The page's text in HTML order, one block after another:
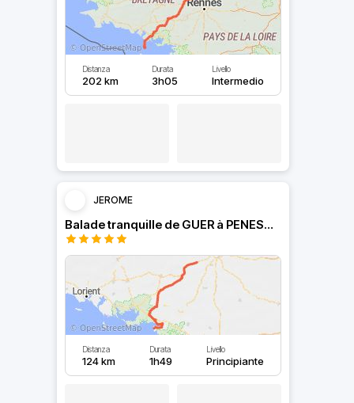
Distanza
202 km
Durata
3h05
Livello
Intermedio
JEROME
Balade tranquille de GUER à PENESTIN
Distanza
124 km
Durata
1h49
Livello
Principiante